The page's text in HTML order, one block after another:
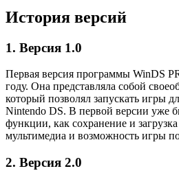
История версий
1. Версия 1.0
Первая версия программы WinDS
году. Она представляла собой
который позволял запускать игры
Nintendo DS. В первой версии уже
функции, как сохранение и
мультимедиа и возможность игры
2. Версия 2.0